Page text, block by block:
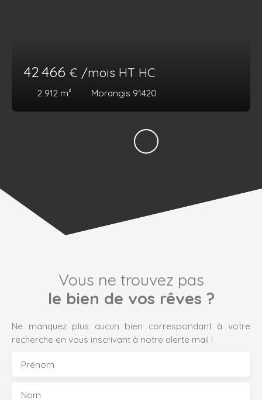
42 466 € /mois HT HC
2 912 m² Morangis 91420
Vous ne trouvez pas
le bien de vos rêves ?
Ne manquez plus aucun bien correspondant à votre
recherche en vous inscrivant à notre alerte mail !
Prénom
Nom